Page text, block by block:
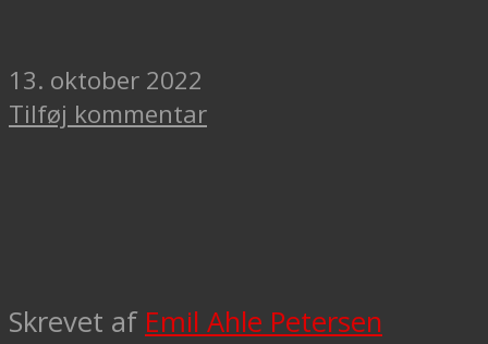
13. oktober 2022
Tilføj kommentar
Skrevet af Emil Ahle Petersen